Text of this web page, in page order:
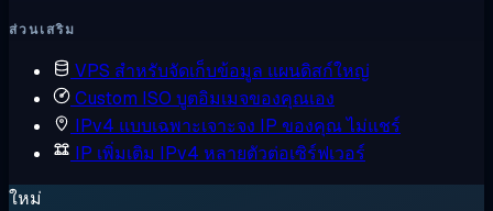
ส่วนเสริม
VPS สำหรับจัดเก็บข้อมูล แผนดิสก์ใหญ่
Custom ISO บูตอิมเมจของคุณเอง
IPv4 แบบเฉพาะเจาะจง IP ของคุณ ไม่แชร์
IP เพิ่มเติม IPv4 หลายตัวต่อเซิร์ฟเวอร์
ใหม่